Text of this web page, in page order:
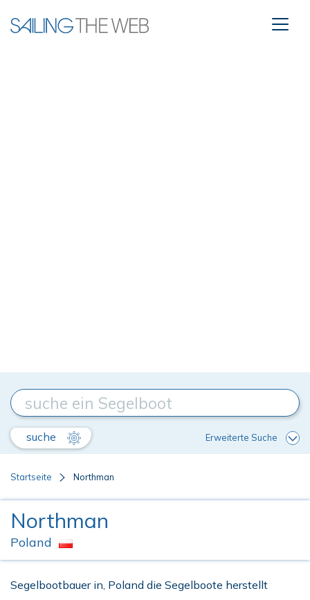
suche Erweiterte Suche
Startseite Northman
Northman
Poland
Segelbootbauer in, Poland die Segelboote herstellt